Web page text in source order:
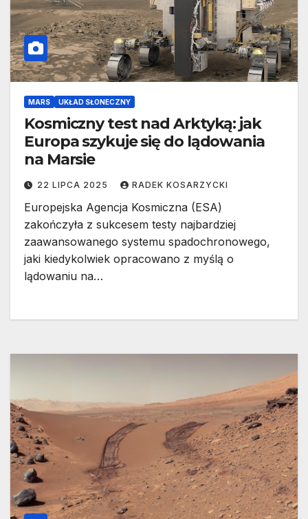
MARS UKŁAD SŁONECZNY
Kosmiczny test nad Arktyką: jak
Europa szykuje się do lądowania
na Marsie
22 LIPCA 2025 RADEK KOSARZYCKI
Europejska Agencja Kosmiczna (ESA)
zakończyła z sukcesem testy najbardziej
zaawansowanego systemu spadochronowego,
jaki kiedykolwiek opracowano z myślą o
lądowaniu na…